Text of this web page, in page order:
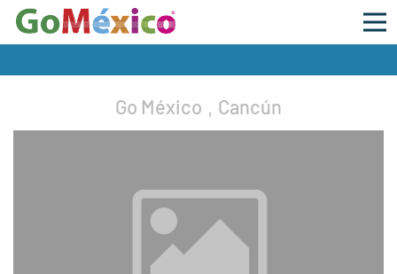
Go México , Cancún